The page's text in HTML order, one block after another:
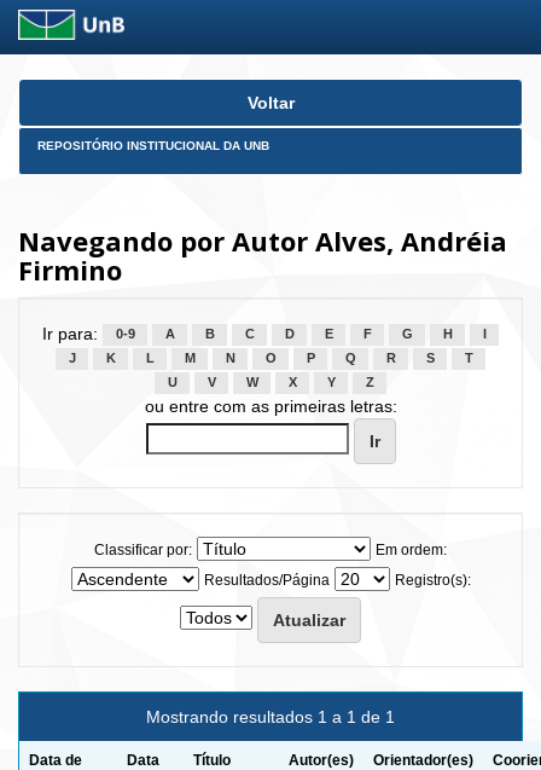
Skip
Voltar
REPOSITÓRIO INSTITUCIONAL DA UNB
Navegando por Autor Alves, Andréia
Firmino
Ir para: 0-9 A B C D E F G H
J
K L M N O P Q R S
T
U
V W X Y Z
ou entre com as primeiras letras:
Classificar por:
Em ordem:
Resultados/Página
Registro(s):
Mostrando resultados 1 a 1 de 1
Data de
Data
Título Autor(es) Orientador(es)